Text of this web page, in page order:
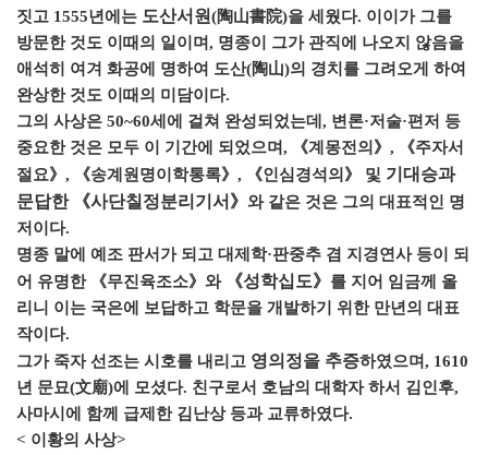
짓고 1555년에는 도산서원(陶山書院)을 세웠다. 이이가 그를
방문한 것도 이때의 일이며, 명종이 그가 관직에 나오지 않음을
애석히 여겨 화공에 명하여 도산(陶山)의 경치를 그려오게 하여
완상한 것도 이때의 미담이다.
그의 사상은 50~60세에 걸쳐 완성되었는데, 변론·저술·편저 등
중요한 것은 모두 이 기간에 되었으며, 《계몽전의》, 《주자서
절요》, 《송계원명이학통록》, 《인심경석의》 및 기대승과
문답한 《사단칠정분리기서》 와 같은 것은 그의 대표적인 명
저이다.
명종 말에 예조 판서가 되고 대제학·판중추 겸 지경연사 등이 되
어 유명한 《무진육조소》와
《성학십도》 를 지어 임금께 올
리니 이는 국은에 보답하고 학문을 개발하기 위한 만년의 대표
작이다.
그가 죽자 선조는 시호를 내리고 영의정을 추증하였으며, 1610
년 문묘(文廟)에 모셨다. 친구로서 호남의 대학자 하서 김인후,
사마시에 함께 급제한 김난상 등과 교류하였다.
< 이황의 사상>